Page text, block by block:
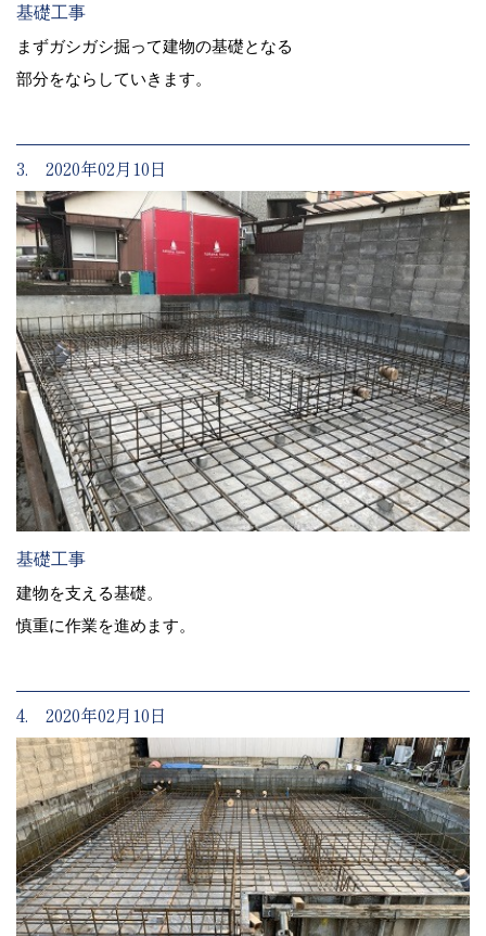
基礎工事
まずガシガシ掘って建物の基礎となる
部分をならしていきます。
3. 2020年02月10日
基礎工事
建物を支える基礎。
慎重に作業を進めます。
4. 2020年02月10日